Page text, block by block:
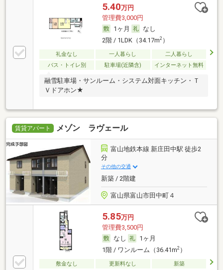
5.40万円
管理費3,000円
1ヶ月
なし
2階 / 1LDK（34.17m2）
礼金なし 一人暮らし
二人暮らし
バス・トイレ別
駐車場(近隣含) インターネット無料
融雪駐車場・サンルーム・システム対面キッチン・Ｔ
Ｖドアホン★
賃貸アパート メゾン ラヴェール
富山地鉄本線 新庄田中駅 徒歩2
分
その他の交通
新築 / 2階建
富山県富山市田中町４
5.85万円
管理費3,500円
なし
1ヶ月
1階 / ワンルーム（36.41m2）
敷金なし 更新料なし
新築